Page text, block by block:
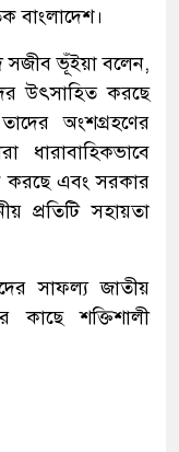
বাংলাদেশ।
সজীব ভূঁইয়া বলেন,
উৎসাহিত করছে
অংশগ্রহণের
ধারাবাহিকভাবে
করছে এবং সরকার
প্রতিটি সহায়তা
সাফল্য জাতীয়
কাছে শক্তিশালী